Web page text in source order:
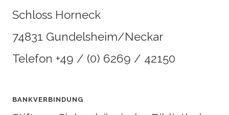
Schloss Horneck
74831 Gundelsheim/Neckar
Telefon +49 / (0) 6269 / 42150
BANKVERBINDUNG